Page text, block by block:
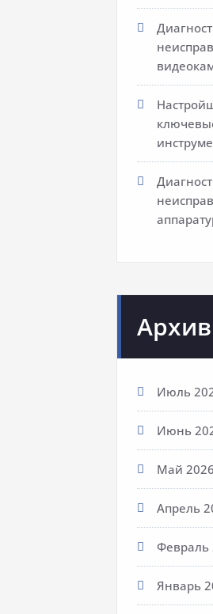
Архив
Июль
Июнь
Май 2026
Апрель
Февраль
Январь